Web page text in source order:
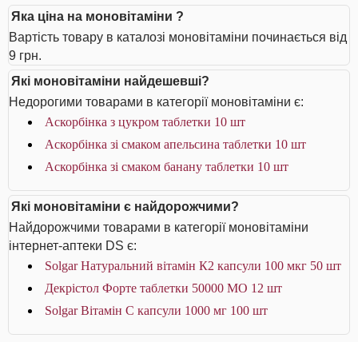
Яка ціна на моновітаміни ?
Вартість товару в каталозі моновітаміни починається від
9 грн.
Які моновітаміни найдешевші?
Недорогими товарами в категорії моновітаміни є:
Аскорбінка з цукром таблетки 10 шт
Аскорбінка зі смаком апельсина таблетки 10 шт
Аскорбінка зі смаком банану таблетки 10 шт
Які моновітаміни є найдорожчими?
Найдорожчими товарами в категорії моновітаміни
інтернет-аптеки DS є:
Solgar Натуральний вітамін К2 капсули 100 мкг 50 шт
Декрістол Форте таблетки 50000 МО 12 шт
Solgar Вітамін С капсули 1000 мг 100 шт